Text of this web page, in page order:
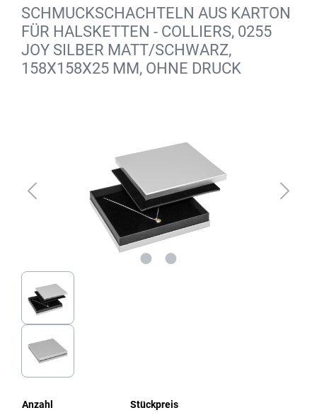
SCHMUCKSCHACHTELN AUS KARTON
FÜR HALSKETTEN - COLLIERS, 0255
JOY SILBER MATT/SCHWARZ,
158X158X25 MM, OHNE DRUCK
Anzahl Stückpreis